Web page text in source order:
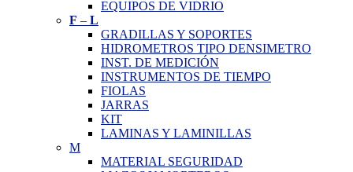
EQUIPOS DE VIDRIO
F – L
GRADILLAS Y SOPORTES
HIDROMETROS TIPO DENSIMETRO
INST. DE MEDICIÓN
INSTRUMENTOS DE TIEMPO
FIOLAS
JARRAS
KIT
LAMINAS Y LAMINILLAS
M
MATERIAL SEGURIDAD